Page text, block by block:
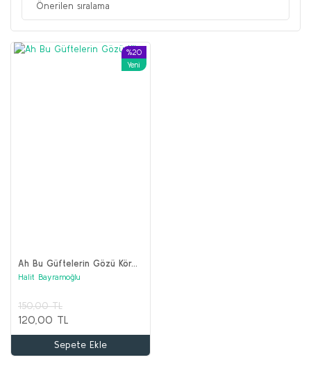
%20
Yeni
Ah Bu Güftelerin Gözü Kör...
Halit Bayramoğlu
150,00 TL
120,00 TL
Sepete Ekle